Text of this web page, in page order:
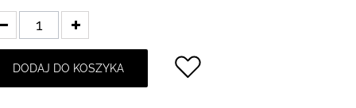
DODAJ DO KOSZYKA